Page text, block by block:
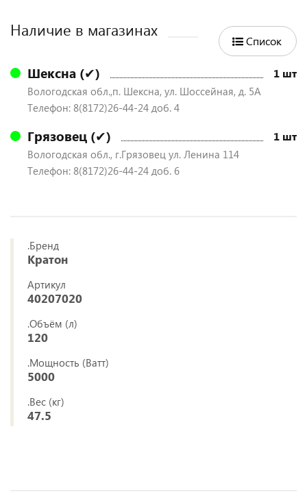
Наличие в магазинах
Список
Шексна (✔) 1 шт
Вологодская обл.,п. Шексна, ул. Шоссейная, д. 5А
Телефон: 8(8172)26-44-24 доб. 4
Грязовец (✔) 1 шт
Вологодская обл., г.Грязовец ул. Ленина 114
Телефон: 8(8172)26-44-24 доб. 6
.Бренд
Кратон
Артикул
40207020
.Объём (л)
120
.Мощность (Ватт)
5000
.Вес (кг)
47.5